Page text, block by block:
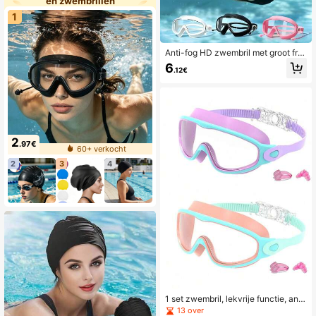
1
2.97€
60+ verkocht
2
3 4
Anti-fog HD zwembril met groot fra
me en oordopjes, unisex
6.12€
1 set zwembril, lekvrije functie, anti
-condens ontwerp, geschikt voor z
13 over